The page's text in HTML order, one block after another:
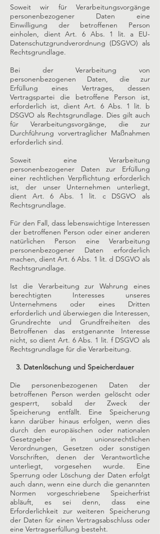
Soweit wir für Verarbeitungsvorgänge
personenbezogener Daten eine
Einwilligung der betroffenen Person
einholen, dient Art. 6 Abs. 1 lit. a EU-
Datenschutzgrundverordnung (DSGVO) als
Rechtsgrundlage.
Bei der Verarbeitung von
personenbezogenen Daten, die zur
Erfüllung eines Vertrages, dessen
Vertragspartei die betroffene Person ist,
erforderlich ist, dient Art. 6 Abs. 1 lit. b
DSGVO als Rechtsgrundlage. Dies gilt auch
für Verarbeitungsvorgänge, die zur
Durchführung vorvertraglicher Maßnahmen
erforderlich sind.
Soweit eine Verarbeitung
personenbezogener Daten zur Erfüllung
einer rechtlichen Verpflichtung erforderlich
ist, der unser Unternehmen unterliegt,
dient Art. 6 Abs. 1 lit. c DSGVO als
Rechtsgrundlage.
Für den Fall, dass lebenswichtige Interessen
der betroffenen Person oder einer anderen
natürlichen Person eine Verarbeitung
personenbezogener Daten erforderlich
machen, dient Art. 6 Abs. 1 lit. d DSGVO als
Rechtsgrundlage.
Ist die Verarbeitung zur Wahrung eines
berechtigten Interesses unseres
Unternehmens oder eines Dritten
erforderlich und überwiegen die Interessen,
Grundrechte und Grundfreiheiten des
Betroffenen das erstgenannte Interesse
nicht, so dient Art. 6 Abs. 1 lit. f DSGVO als
Rechtsgrundlage für die Verarbeitung.
3. Datenlöschung und Speicherdauer
Die personenbezogenen Daten der
betroffenen Person werden gelöscht oder
gesperrt, sobald der Zweck der
Speicherung entfällt. Eine Speicherung
kann darüber hinaus erfolgen, wenn dies
durch den europäischen oder nationalen
Gesetzgeber in unionsrechtlichen
Verordnungen, Gesetzen oder sonstigen
Vorschriften, denen der Verantwortliche
unterliegt, vorgesehen wurde. Eine
Sperrung oder Löschung der Daten erfolgt
auch dann, wenn eine durch die genannten
Normen vorgeschriebene Speicherfrist
abläuft, es sei denn, dass eine
Erforderlichkeit zur weiteren Speicherung
der Daten für einen Vertragsabschluss oder
eine Vertragserfüllung besteht.